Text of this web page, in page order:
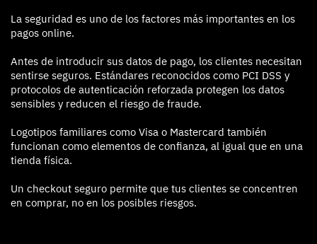
La seguridad es uno de los factores más importantes en los
pagos online.
Antes de introducir sus datos de pago, los clientes necesitan
sentirse seguros. Estándares reconocidos como PCI DSS y
protocolos de autenticación reforzada protegen los datos
sensibles y reducen el riesgo de fraude.
Logotipos familiares como Visa o Mastercard también
funcionan como elementos de confianza, al igual que en una
tienda física.
Un checkout seguro permite que tus clientes se concentren
en comprar, no en los posibles riesgos.